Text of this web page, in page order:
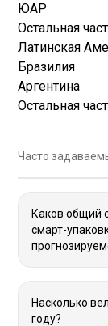
ЮАР
Остальная
Латинская
Бразилия
Аргентина
Остальная
Часто
Каков общий
смарт-
Насколько
году?